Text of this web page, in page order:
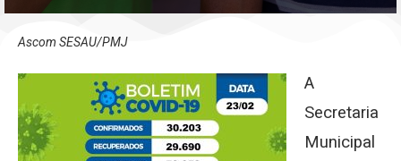
Ascom SESAU/PMJ
A
Secretaria
Municipal